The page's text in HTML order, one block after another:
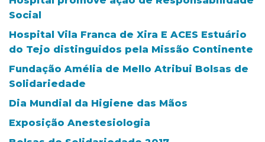
Social
Hospital Vila Franca de Xira E ACES Estuário
do Tejo distinguidos pela Missão Continente
Fundação Amélia de Mello Atribui Bolsas de
Solidariedade
Dia Mundial da Higiene das Mãos
Exposição Anestesiologia